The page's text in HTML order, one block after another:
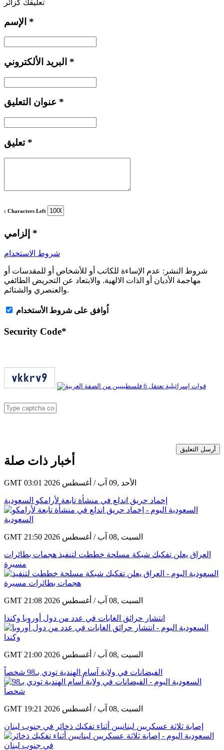
تعليقك كزائر
*
*
*
تعليق *
: Characters Left
*
شروط الاستخدام
شروط النشر: عدم الإساءة للكاتب أو للأشخاص أو للمقدسات أو
مهاجمة الأديان أو الذات الالهية. والابتعاد عن التحريض الطائفي
والعنصري والشتائم.
اُوافق على شروط الأستخدام
Security Code*
أرسل التعليق
أخبار ذات صلة
GMT 03:01 2026 الأحد ,09 آب / أغسطس
إخماد حريق اندلع في منشأة تابعة لأرامكو السعودية
GMT 21:50 2026 السبت ,08 آب / أغسطس
العراق يعلن تفكيك شبكة مسلحة خططت لتنفيذ هجمات بطائرات
مسيرة
GMT 21:08 2026 السبت ,08 آب / أغسطس
انتشار حرائق الغابات في عدد من دول أوروبا وكندا
GMT 21:00 2026 السبت ,08 آب / أغسطس
الفيضانات في ولاية آسام الهندية تودي بـ98 شخصاً
GMT 19:21 2026 السبت ,08 آب / أغسطس
إصابة ثلاثة عسكريين لبنانيين أثناء تفكيك ذخائر في جنوب لبنان